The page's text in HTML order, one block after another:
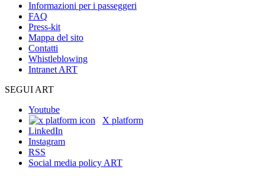
Informazioni per i passeggeri
FAQ
Press-kit
Mappa del sito
Contatti
Whistleblowing
Intranet ART
SEGUI ART
Youtube
X platform
LinkedIn
Instagram
RSS
Social media policy ART